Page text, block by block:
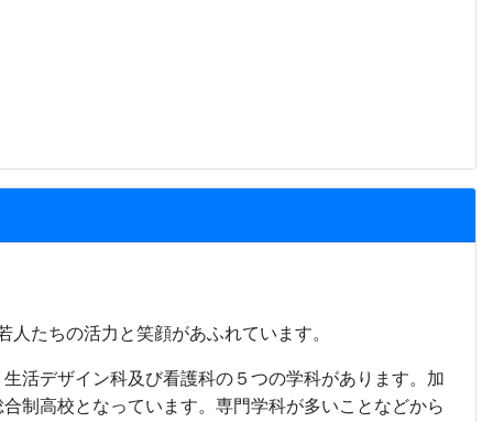
たちの活力と笑顔があふれています。
活デザイン科及び看護科の５つの学科があります。加
制高校となっています。専門学科が多いことなどから